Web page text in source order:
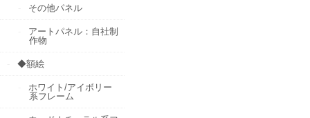
その他パネル
アートパネル：自社制
作物
◆額絵
ホワイト/アイボリー
系フレーム